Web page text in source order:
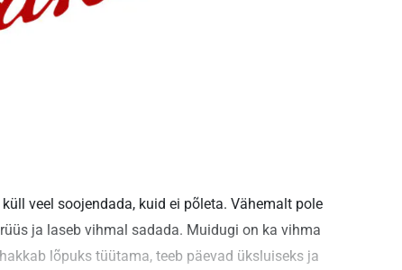
veel soojendada, kuid ei põleta. Vähemalt pole
ja laseb vihmal sadada. Muidugi on ka vihma
lõpuks tüütama, teeb päevad üksluiseks ja